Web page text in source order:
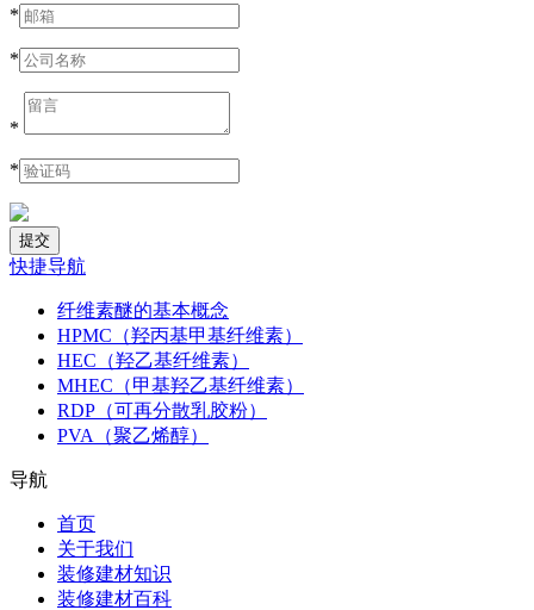
*
*
*
*
快捷导航
纤维素醚的基本概念
HPMC（羟丙基甲基纤维素）
HEC（羟乙基纤维素）
MHEC（甲基羟乙基纤维素）
RDP（可再分散乳胶粉）
PVA（聚乙烯醇）
导航
首页
关于我们
装修建材知识
装修建材百科